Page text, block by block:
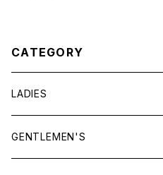
CATEGORY
LADIES
TOPS
GENTLEMEN'S